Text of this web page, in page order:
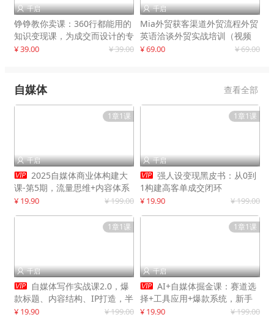
 千启
铮铮教你卖课：360行都能用的
知识变现课，为成交而设计的专
属课程
¥ 39.00 ¥ 39.00
 千启
Mia外贸获客渠道外贸流程外贸
英语洽谈外贸实战培训（视频
课）价值399元
¥ 69.00 ¥ 69.00
自媒体 查看全部
1章1课
 千启
 2025自媒体商业体构建大
课-第5期，流量思维+内容体系
+变现闭环，打造个人可持续生
¥ 19.90 ¥ 199.00
1章1课
 千启
 强人设变现黑皮书：从0到
1构建高客单成交闭环
¥ 19.90 ¥ 199.00
1章1课
 千启
 自媒体写作实战课2.0，爆
款标题、内容结构、IP打造，半
年复制30万粉月入10万+
¥ 19.90 ¥ 199.00
1章1课
 千启
 AI+自媒体掘金课：赛道选
择+工具应用+爆款系统，新手
快速起步，副业月入8000+
¥ 19.90 ¥ 199.00